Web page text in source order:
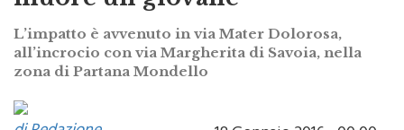
L’impatto è avvenuto in via Mater Dolorosa,
all’incrocio con via Margherita di Savoia, nella
zona di Partana Mondello
di Redazione